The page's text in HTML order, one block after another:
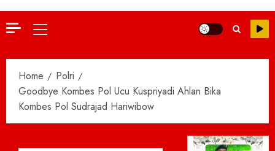
Primary
Home
Polri
Goodbye Kombes Pol Ucu Kuspriyadi Ahlan Bika
Kombes Pol Sudrajad Hariwibow